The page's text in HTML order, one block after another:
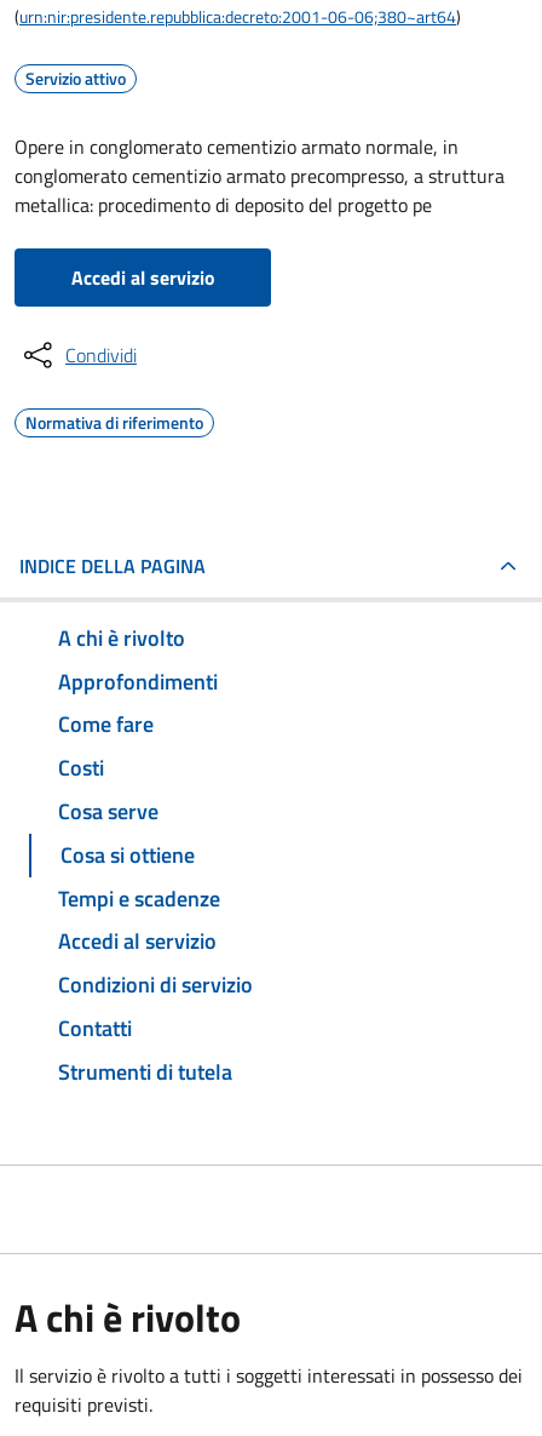
(urn:nir:presidente.repubblica:decreto:2001-06-06;380~art64)
Servizio attivo
Opere in conglomerato cementizio armato normale, in
conglomerato cementizio armato precompresso, a struttura
metallica: procedimento di deposito del progetto pe
Accedi al servizio
Condividi
Normativa di riferimento
INDICE DELLA PAGINA
A chi è rivolto
Approfondimenti
Come fare
Costi
Cosa serve
Cosa si ottiene
Tempi e scadenze
Accedi al servizio
Condizioni di servizio
Contatti
Strumenti di tutela
A chi è rivolto
Il servizio è rivolto a tutti i soggetti interessati in possesso dei
requisiti previsti.